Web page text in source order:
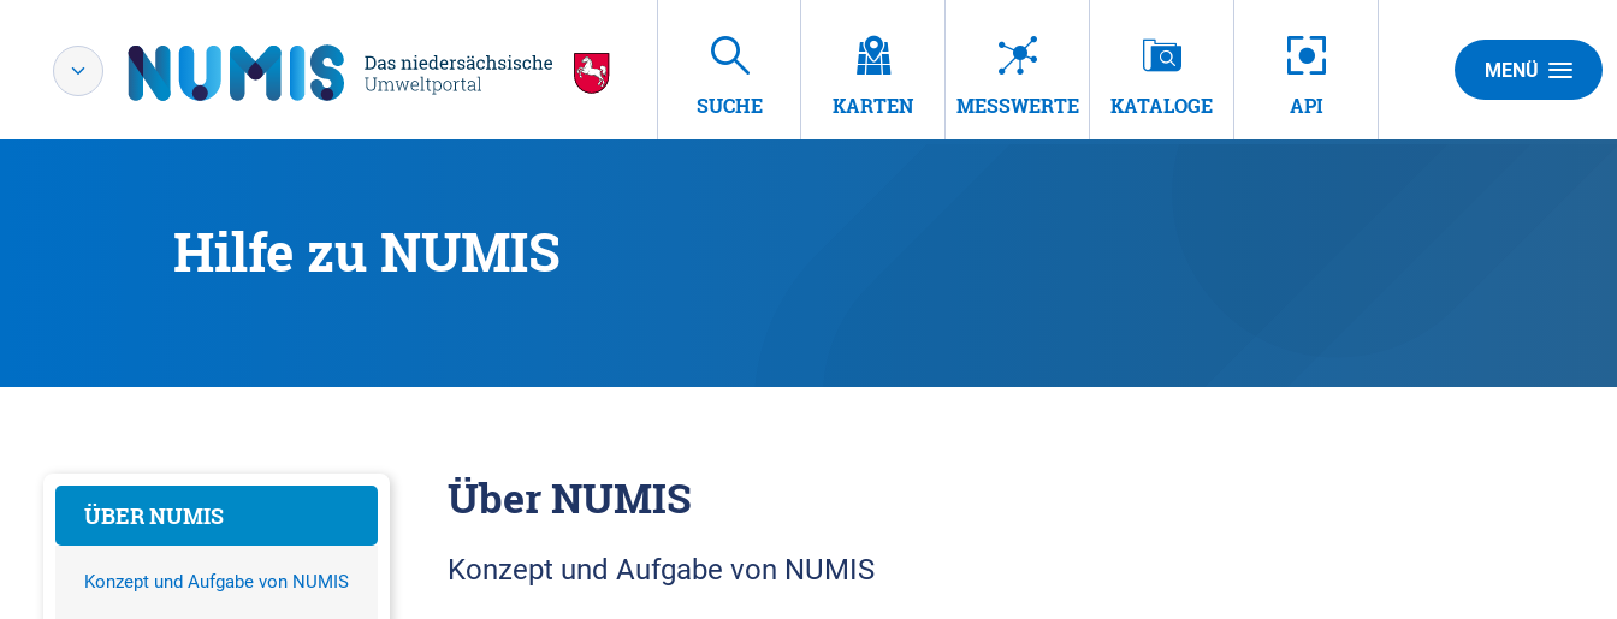
SUCHE KARTEN MESSWERTE KATALOGE API
MENÜ
Hilfe zu NUMIS
ÜBER NUMIS
Konzept und Aufgabe von NUMIS
Über NUMIS
Konzept und Aufgabe von NUMIS